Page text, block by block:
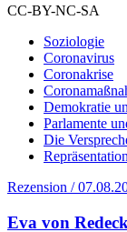
CC-BY-NC-SA
Soziologie
Coronavirus
Coronakrise
Demokratie
Parlamente
Die
Rezension /
Eva von